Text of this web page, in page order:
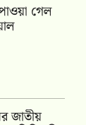
গেল
জাতীয়